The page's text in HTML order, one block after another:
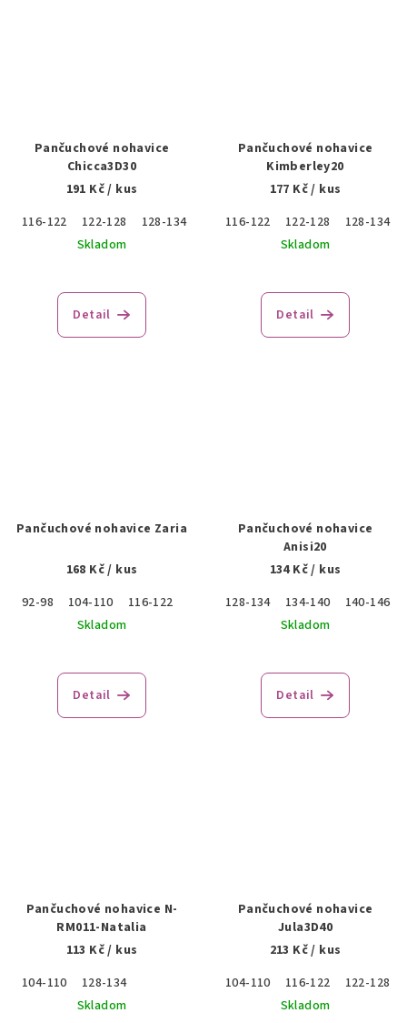
Pančuchové nohavice
Chicca3D30
191 Kč/ kus
116-122
122-128 128-134 134-140 140-146 146-152
Skladom
Detail
Pančuchové nohavice
Kimberley20
177 Kč/ kus
116-122
122-128 128-134
Skladom
Detail
Pančuchové nohavice Zaria
168 Kč/ kus
92-98
104-110 116-122 122-128 128-134 134-140
140-
Skladom
Detail
Pančuchové nohavice
Anisi20
134 Kč/ kus
128-134
134-140 140-146
Skladom
Detail
Pančuchové nohavice N-
RM011-Natalia
113 Kč/ kus
104-110
128-134
Skladom
Pančuchové nohavice
Jula3D40
213 Kč/ kus
104-110
116-122 122-128
Skladom